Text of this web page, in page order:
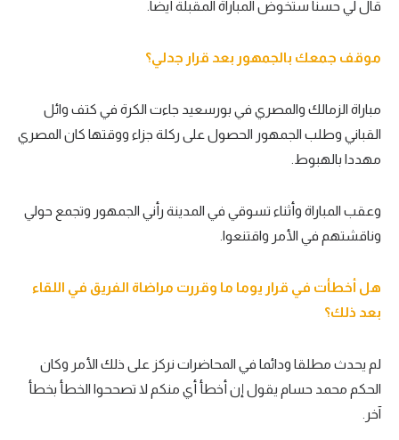
قال لي حسنا ستخوض المباراة المقبلة أيضا.
موقف جمعك بالجمهور بعد قرار جدلي؟
مباراة الزمالك والمصري في بورسعيد جاءت الكرة في كتف وائل
القباني وطلب الجمهور الحصول على ركلة جزاء ووقتها كان المصري
مهددا بالهبوط.
وعقب المباراة وأثناء تسوقي في المدينة رأني الجمهور وتجمع حولي
وناقشتهم في الأمر واقتنعوا.
هل أخطأت في قرار يوما ما وقررت مراضاة الفريق في اللقاء
بعد ذلك؟
لم يحدث مطلقا ودائما في المحاضرات نركز على ذلك الأمر وكان
الحكم محمد حسام يقول إن أخطأ أي منكم لا تصححوا الخطأ بخطأ
آخر.